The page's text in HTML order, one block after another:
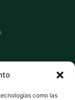
como las